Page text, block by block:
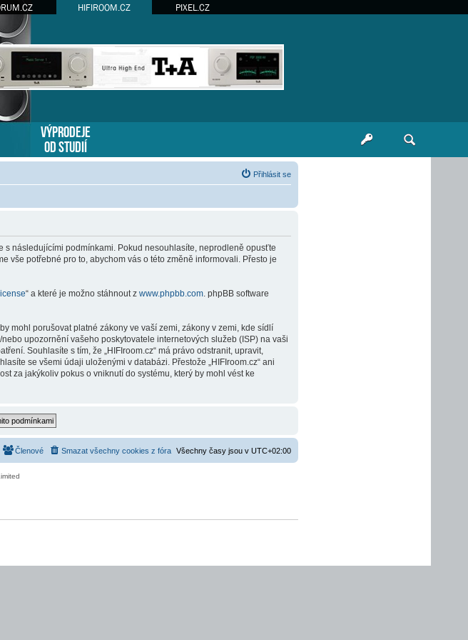
HIFIROOM.CZ PIXEL.CZ
VÝPRODEJE
OD STUDIÍ
Přihlásit se
s následujícími podmínkami. Pokud nesouhlasíte, neprodleně opusťte
vše potřebné pro to, abychom vás o této změně informovali. Přesto je
“ a které je možno stáhnout z www.phpbb.com. phpBB software
mohl porušovat platné zákony ve vaší zemi, zákony v zemi, kde sídlí
upozornění vašeho poskytovatele internetových služeb (ISP) na vaši
Souhlasíte s tím, že „HIFIroom.cz“ má právo odstranit, upravit,
se všemi údaji uloženými v databázi. Přestože „HIFIroom.cz“ ani
za jakýkoliv pokus o vniknutí do systému, který by mohl vést ke
Všechny časy jsou v UTC+02:00
Smazat všechny cookies z fóra
Členové